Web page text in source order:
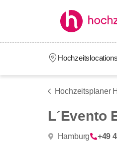
Hochzeitslocations
Hochzeitsplaner
L´Evento
Hamburg +49